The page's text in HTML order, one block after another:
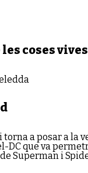
coses vives